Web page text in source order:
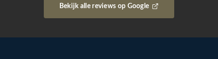
Bekijk alle reviews op Google